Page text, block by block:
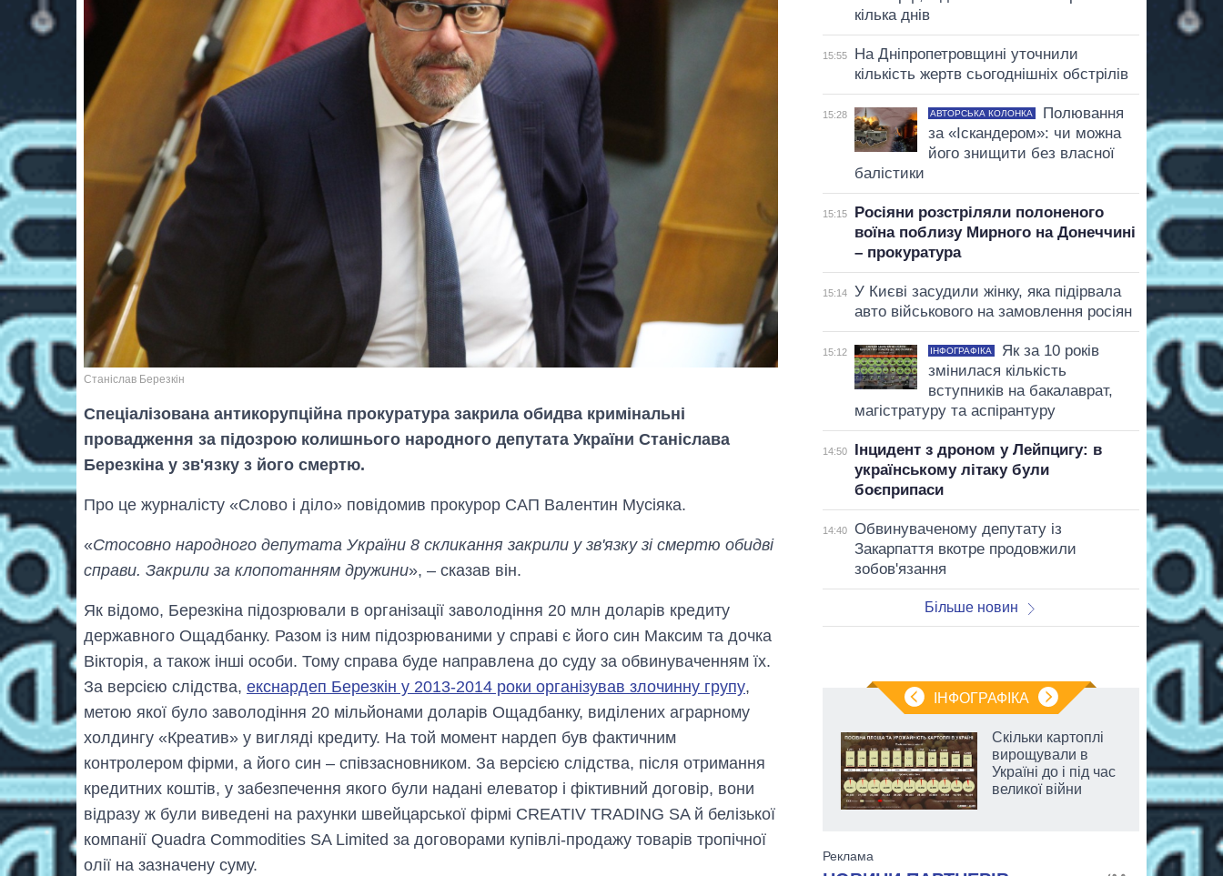
Станіслав Березкін
Спеціалізована антикорупційна прокуратура закрила обидва кримінальні
провадження за підозрою колишнього народного депутата України Станіслава
Березкіна у зв'язку з його смертю.
Про це журналісту «Слово і діло» повідомив прокурор САП Валентин Мусіяка.
«Стосовно народного депутата України 8 скликання закрили у зв'язку зі смертю обидві
справи. Закрили за клопотанням дружини», – сказав він.
Як відомо, Березкіна підозрювали в організації заволодіння 20 млн доларів кредиту
державного Ощадбанку. Разом із ним підозрюваними у справі є його син Максим та дочка
Вікторія, а також інші особи. Тому справа буде направлена до суду за обвинуваченням їх.
За версією слідства, екснардеп Березкін у 2013-2014 роки організував злочинну групу,
метою якої було заволодіння 20 мільйонами доларів Ощадбанку, виділених аграрному
холдингу «Креатив» у вигляді кредиту. На той момент нардеп був фактичним
контролером фірми, а його син – співзасновником. За версією слідства, після отримання
кредитних коштів, у забезпечення якого були надані елеватор і фіктивний договір, вони
відразу ж були виведені на рахунки швейцарської фірмі CREATIV TRADING SA й белізької
компанії Quadra Commodities SA Limited за договорами купівлі-продажу товарів тропічної
олії на зазначену суму.
кілька днів
15:55
На Дніпропетровщині уточнили
кількість жертв сьогоднішніх обстрілів
15:28 АВТОРСЬКА КОЛОНКА
Полювання
за «Іскандером»: чи можна
його знищити без власної
балістики
15:15
Росіяни розстріляли полоненого
воїна поблизу Мирного на Донеччині
– прокуратура
15:14
У Києві засудили жінку, яка підірвала
авто військового на замовлення росіян
15:12 ІНФОГРАФІКА
Як за 10 років
змінилася кількість
вступників на бакалаврат,
магістратуру та аспірантуру
14:50
Інцидент з дроном у Лейпцигу: в
українському літаку були
боєприпаси
14:40
Обвинуваченому депутату із
Закарпаття вкотре продовжили
зобов'язання
Більше новин
ІНФОГРАФІКА
Як за 10 років
вступників на
бакалаврат,
магістратуру та
аспірантуру
Скільки картоплі
вирощували в
Україні до і під час
великої війни